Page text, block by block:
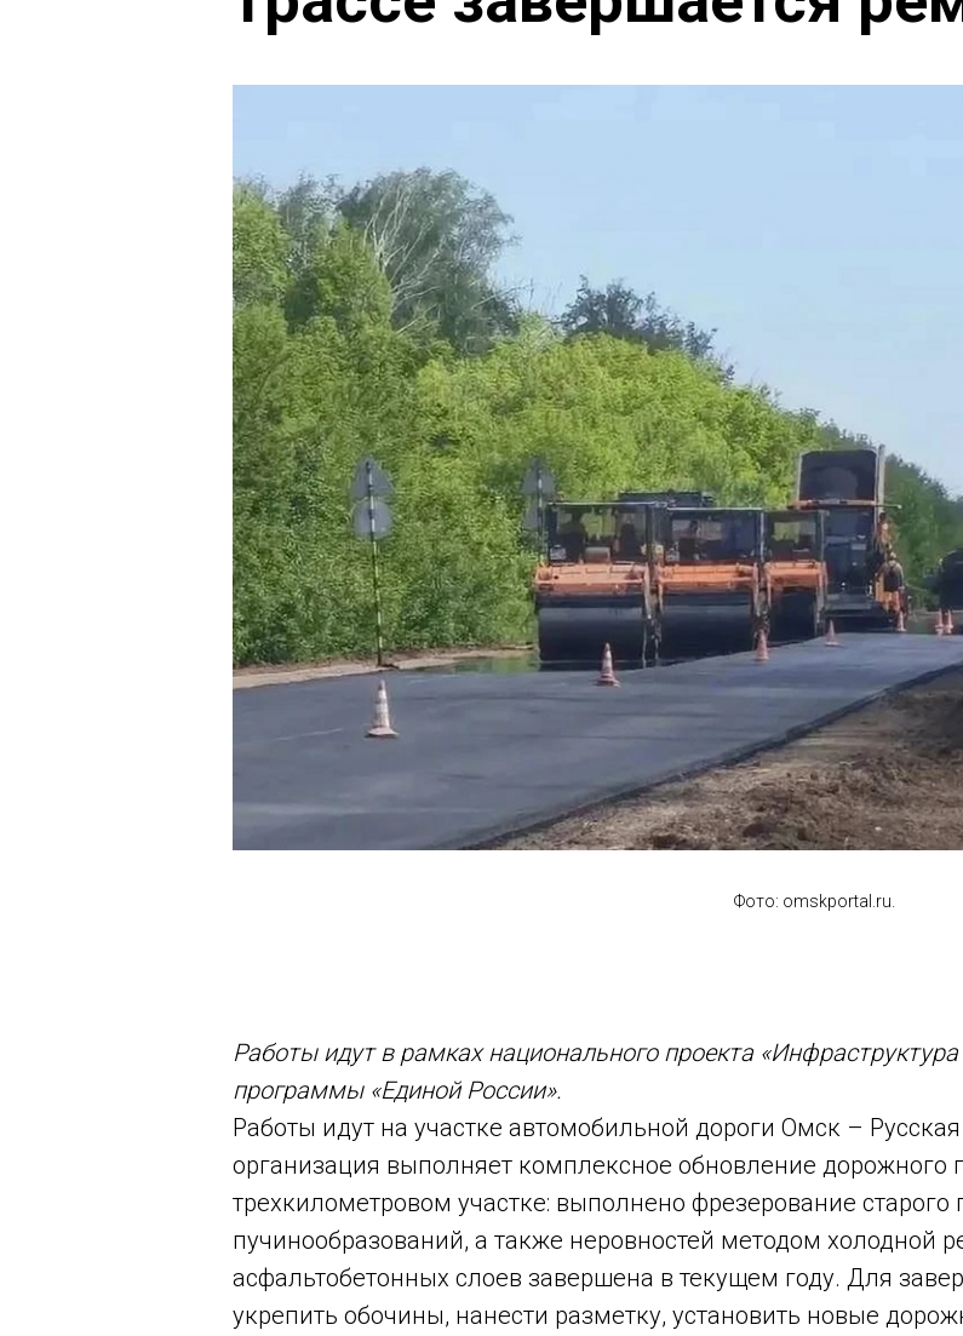
Фото: omskportal.ru.
Работы идут в рамках национального проекта
программы «Единой России».
Работы идут на участке автомобильной дороги Омск –
организация выполняет комплексное обновление дорожного
трехкилометровом участке: выполнено фрезерование
пучинообразований, а также неровностей методом холодной
асфальтобетонных слоев завершена в текущем году. Для
укрепить обочины, нанести разметку, установить новые